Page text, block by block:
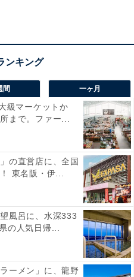
刃公式ファンブック
間 一ヶ月
級マーケットか
まで。ファー...
の直営店に、全国
東名阪・伊...
風呂に、水深333
の人気日帰...
ーメン」に、龍野